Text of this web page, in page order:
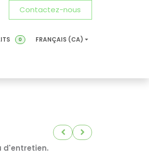
Contactez-nous
0 FRANÇAIS (CA)
d'entretien.